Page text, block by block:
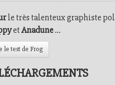
le très talenteux graphiste
etAnadune...
le test de Frog